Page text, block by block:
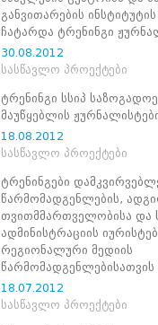
განვითარების
ჩატარდა ტრენინგი
30.08.2012
სასწავლო პროექტები
ტრენინგი სსიპ
მაუწყებლის
18.08.2012
სასწავლო პროექტები
ტრენინგები
წარმომადგენლების,
თვითმმართველობისა და
ადმინისტრაციის
რეგიონალური მედიის
წარმომადგენლებისათვის
18.07.2012
სასწავლო პროექტები